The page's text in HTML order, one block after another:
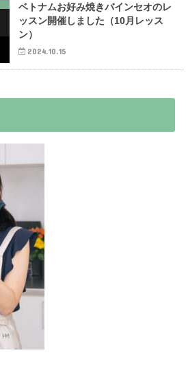
ベトナムお好み焼きバインセオのレ
ッスン開催しました（10月レッス
ン）
2024.10.15